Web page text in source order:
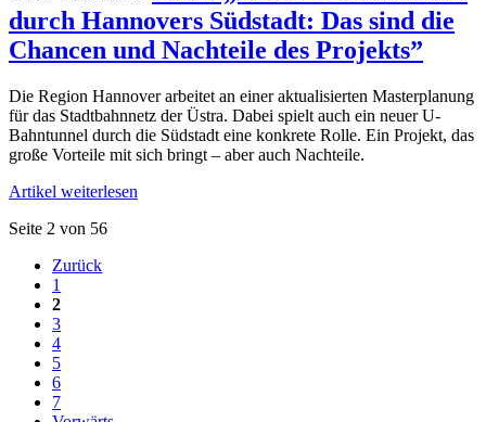
durch Hannovers Süd­stadt: Das sind die
Chancen und Nach­teile des Projekts”
Die Region Hannover arbeitet an einer aktuali­sierten Master­planung
für das Stadt­bahn­netz der Üstra. Dabei spielt auch ein neuer U-
Bahn­tunnel durch die Süd­stadt eine konkrete Rolle. Ein Projekt, das
große Vorteile mit sich bringt – aber auch Nachteile.
Artikel weiterlesen
Seite 2 von 56
Zurück
1
2
3
4
5
6
7